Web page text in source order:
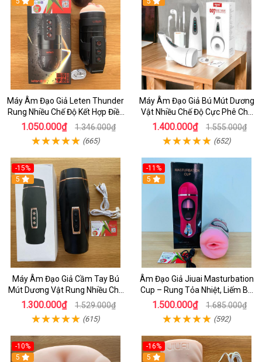
Máy Âm Đạo Giả Leten Thunder
Rung Nhiều Chế Độ Kết Hợp Điều
Khiển Từ Xa Qua aap Dùng Cho
Nam Tự Sướng
1.050.000₫ 1.346.000₫
(665)
Máy Âm Đạo Giả Bú Mút Dương
Vật Nhiều Chế Độ Cực Phê Cho
Nam
1.400.000₫ 1.555.000₫
(652)
-15%
5
Máy Âm Đạo Giả Cầm Tay Bú
Mút Dương Vật Rung Nhiều Chế
Độ Sưởi Cho Nam Tự Sướng
1.300.000₫ 1.529.000₫
(615)
-11%
5
Âm Đạo Giả Jiuai Masturbation
Cup – Rung Tỏa Nhiệt, Liếm Bú
Tự Động 7 Chế Độ Mạnh Mẽ
1.500.000₫ 1.685.000₫
(592)
-10%
5
-16%
5